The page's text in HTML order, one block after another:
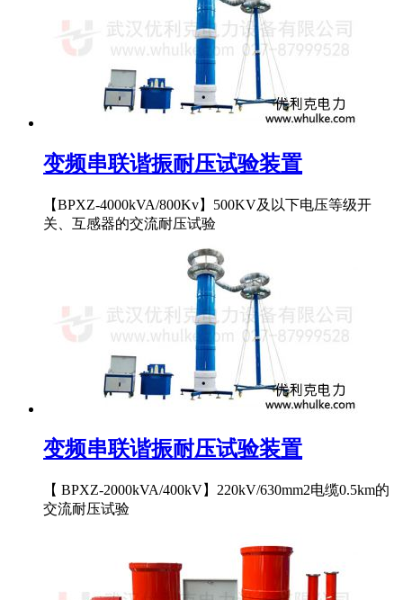
变频串联谐振耐压试验装置
【BPXZ-4000kVA/800Kv】500KV及以下电压等级开
关、互感器的交流耐压试验
变频串联谐振耐压试验装置
【 BPXZ-2000kVA/400kV】220kV/630mm2电缆0.5km的
交流耐压试验